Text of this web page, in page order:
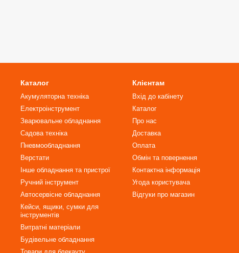
Каталог
Акумуляторна техніка
Електроінструмент
Зварювальне обладнання
Садова техніка
Пневмообладнання
Верстати
Інше обладнання та пристрої
Ручний інструмент
Автосервісне обладнання
Кейси, ящики, сумки для
інструментів
Витратні матеріали
Будівельне обладнання
Клієнтам
Вхід до кабінету
Каталог
Про нас
Доставка
Оплата
Обмін та повернення
Контактна інформація
Угода користувача
Відгуки про магазин